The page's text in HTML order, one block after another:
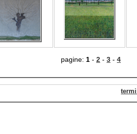
pagine: 1 - 2 - 3 - 4